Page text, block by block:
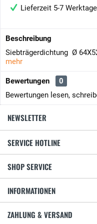
Lieferzeit 5-7 Werktage
Beschreibung
Siebträgerdichtung Ø
mehr
Bewertungen
0
Bewertungen lesen,
NEWSLETTER
SERVICE HOTLINE
SHOP SERVICE
INFORMATIONEN
ZAHLUNG & VERSAND